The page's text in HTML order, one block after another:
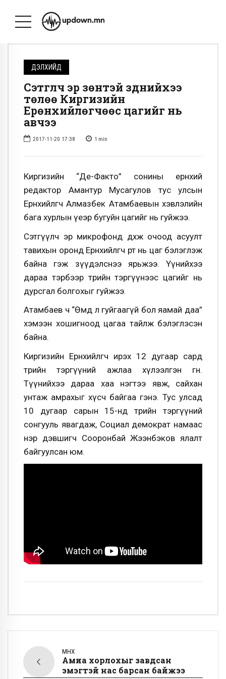
ДЭЛХИЙД
Сэтгүүлч эр зөнтэй зүүднийхээ
төлөө Киргизийн
Ерөнхийлөгчөөс цагийг нь
авчээ
2017-11-20 17:38 1 min
Киргизийн “Де-Факто” сонины ерөнхий
редактор Амантур Мусагулов тус улсын
Ерөнхийлөгч Алмазбек Атамбаевын хэвлэлийн
бага хурлын үеэр бугуйн цагийг нь гуйжээ.
Сэтгүүлч эр микрофонд дөхөж очоод асуулт
тавихын оронд Ерөнхийлөгч өөрт нь цаг бэлэглэж
байна гэж зүүдэлснээ ярьжээ. Үүнийхээ
дараа тэрбээр төрийн тэргүүнээс цагийг нь
дурсгал болгохыг гуйжээ.
Атамбаев ч “Өмд л гуйгаагүй бол яамай даа”
хэмээн хошигноод цагаа тайлж бэлэглэсэн
байна.
Киргизийн Ерөнхийлөгч ирэх 12 дугаар сард
төрийн тэргүүний ажлаа хүлээлгэн өгнө.
Түүнийхээ дараа хаа нэгтээ явж, сайхан
унтаж амрахыг хүсч байгаа гэнэ. Тус улсад
10 дугаар сарын 15-нд төрийн тэргүүний
сонгууль явагдаж, Социал демократ намаас
нэр дэвшигч Сооронбай Жээнбэков ялалт
байгуулсан юм.
ӨМНӨХ
Амиа хорлохыг завдсан
эмэгтэй нас барсан байжээ